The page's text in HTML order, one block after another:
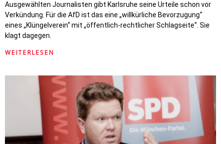
Ausgewählten Journalisten gibt Karlsruhe seine Urteile schon vor
Verkündung. Für die AfD ist das eine „willkürliche Bevorzugung“
eines „Klüngelverein“ mit „öffentlich-rechtlicher Schlagseite“. Sie
klagt dagegen.
WEITERLESEN